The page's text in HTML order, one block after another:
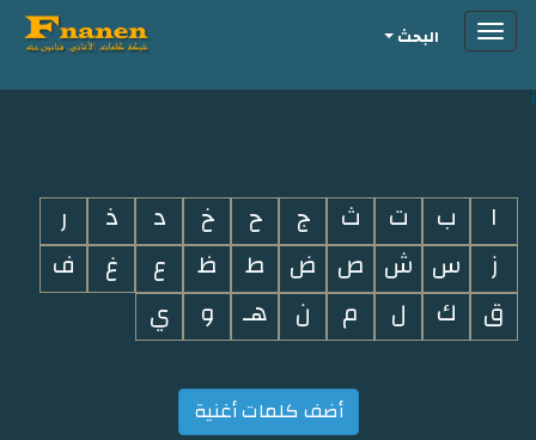
i
Toggleالبحث
ا ب ت ث ج ح خ د ذ
ر
ز
س ش ص ض ط ظ ع غ
ف
ق
ك ل م ن هـ و ي
أضف كلمات أغنية